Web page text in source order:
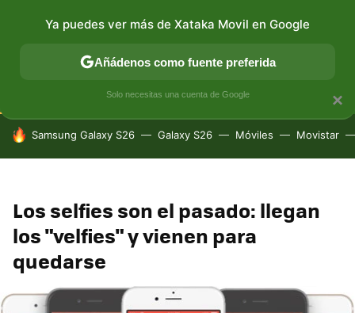
CONECTIVIDAD MÓVIL Y SOCIEDAD APLICACIONES
HOY SE HABLA DE
Samsung Galaxy S26 Galaxy S26 Móviles Movistar
Los selfies son el pasado: llegan
los "velfies" y vienen para
quedarse
×
Ya puedes ver más de Xataka Movil en Google
Añádenos como fuente preferida
Solo necesitas una cuenta de Google